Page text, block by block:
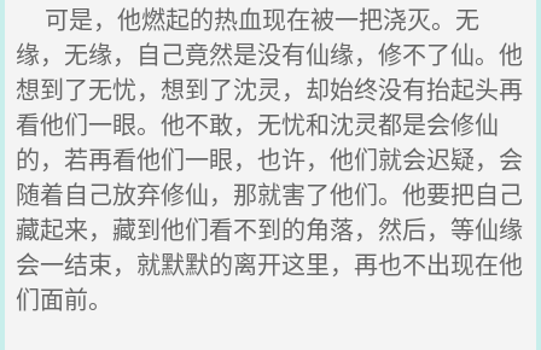
可是，他燃起的热血现在被一把浇灭。无
缘，无缘，自己竟然是没有仙缘，修不了仙。他
想到了无忧，想到了沈灵，却始终没有抬起头再
看他们一眼。他不敢，无忧和沈灵都是会修仙
的，若再看他们一眼，也许，他们就会迟疑，会
随着自己放弃修仙，那就害了他们。他要把自己
藏起来，藏到他们看不到的角落，然后，等仙缘
会一结束，就默默的离开这里，再也不出现在他
们面前。